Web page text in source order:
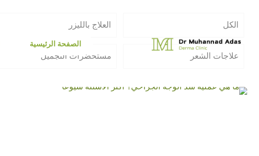
الصفحة الرئيسية
الكل العلاج بالليزر
علاجات الشعر مستحضرات التجميل